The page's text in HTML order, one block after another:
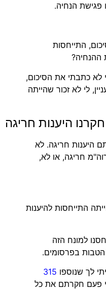
פגישת הנחיה.
התייחסות
ההנחיה?
לא כתבתי את הסיכום,
לי לא זכור שהייתה
היענות חריגה
היענות חריגה. לא
חריגה, או לא,
התייחסות להיענות
למונח הזה
הטבות בפרסומים.
לך שנוספו 315
פעם חקרתם את כל